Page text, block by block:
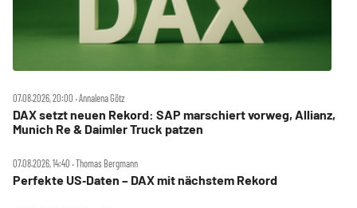
07.08.2026, 20:00 ‧ Annalena Götz
DAX setzt neuen Rekord: SAP marschiert vorweg, Allianz,
Munich Re & Daimler Truck patzen
07.08.2026, 14:40 ‧ Thomas Bergmann
Perfekte US‑Daten – DAX mit nächstem Rekord